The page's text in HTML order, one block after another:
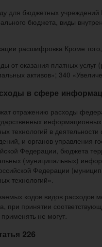
для бюджетных
бюджета, виды
расшифровка Кроме
от оказания платных
активов»; 340
в сфере
отражению расходы
технологий в
и органов
Федерации, бюджета
(муниципальных)
Федерации
технологий».
кодов видов расходов
при принятии
не могут.
226